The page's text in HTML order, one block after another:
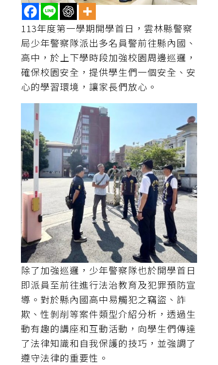
113年度第一學期開學首日，雲林縣警察
局少年警察隊派出多名員警前往縣內國、
高中，於上下學時段加強校園周邊巡邏，
確保校園安全，提供學生們一個安全、安
心的學習環境，讓家長們放心。
除了加強巡邏，少年警察隊也於開學首日
即派員至前往進行法治教育及犯罪預防宣
導。對於縣內國高中易觸犯之竊盜、詐
欺、性剝削等案件類型介紹分析，透過生
動有趣的講座和互動活動，向學生們傳達
了法律知識和自我保護的技巧，並強調了
遵守法律的重要性。